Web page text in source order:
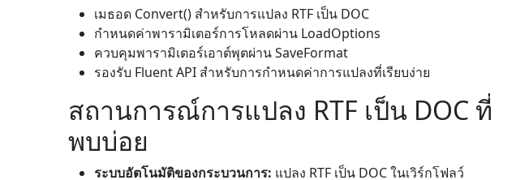
เมธอด Convert() สำหรับการแปลง RTF เป็น DOC
กำหนดค่าพารามิเตอร์การโหลดผ่าน LoadOptions
ควบคุมพารามิเตอร์เอาต์พุตผ่านSaveFormat
รองรับ Fluent API สำหรับการกำหนดค่าการแปลงที่เรียบง่าย
สถานการณ์การแปลง RTF เป็น DOC ที่
พบบ่อย
ระบบอัตโนมัติของกระบวนการ: แปลง RTF เป็น DOC ในเวิร์กโฟลว์